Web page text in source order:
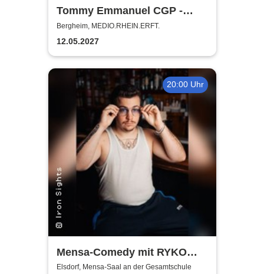
Tommy Emmanuel CGP -
Living in the Light Tour
Bergheim, MEDIO.RHEIN.ERFT.
12.05.2027
20:00 Uhr
Mensa-Comedy mit RYKO
und Vincent Tophoven
Elsdorf, Mensa-Saal an der Gesamtschule